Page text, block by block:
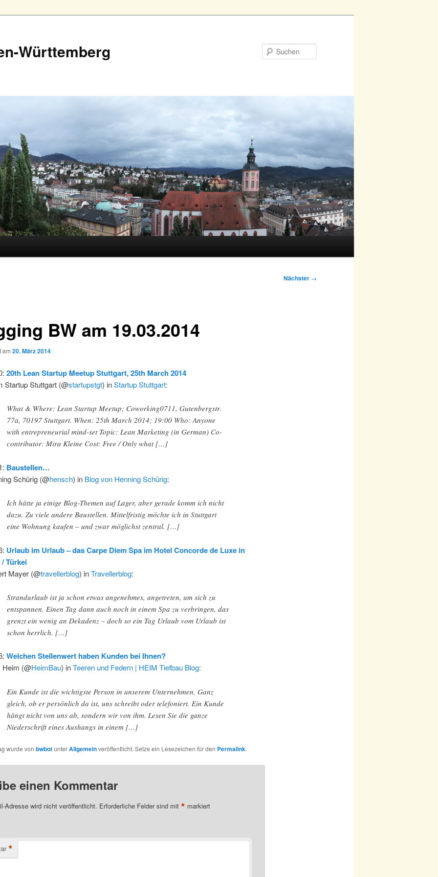
Württemberg
Nächster →
BW am 19.03.2014
am 20. März 2014
20th Lean Startup Meetup Stuttgart, 25th March 2014
Startup Stuttgart (@startupstgt) inStartup Stuttgart:
What & Where: Lean Startup Meetup; Coworking0711, Gutenbergstr.
77a, 70197 Stuttgart. When: 25th March 2014; 19:00 Who: Anyone
with entrepreneurial mind-set Topic: Lean Marketing (in German) Co-
contributor: Mira Kleine Cost: Free / Only what […]
Baustellen…
Schürig (@hensch) in Blog von Henning Schürig:
Ich hätte ja einige Blog-Themen auf Lager, aber gerade komm ich nicht
dazu. Zu viele andere Baustellen. Mittelfristig möchte ich in Stuttgart
eine Wohnung kaufen – und zwar möglichst zentral. […]
Urlaub im Urlaub – das Carpe Diem Spa im Hotel Concorde de Luxe in
/ Türkei
Mayer (@travellerblog) inTravellerblog:
Strandurlaub ist ja schon etwas angenehmes, angetreten, um sich zu
entspannen. Einen Tag dann auch noch in einem Spa zu verbringen, das
grenzt ein wenig an Dekadenz – doch so ein Tag Urlaub vom Urlaub ist
schon herrlich. […]
Welchen Stellenwert haben Kunden bei Ihnen?
Heim (@HeimBau) inTeeren und Federn | HEIM Tiefbau Blog:
Ein Kunde ist die wichtigste Person in unserem Unternehmen. Ganz
gleich, ob er persönlich da ist, uns schreibt oder telefoniert. Ein Kunde
hängt nicht von uns ab, sondern wir von ihm. Lesen Sie die ganze
Niederschrift eines Aushangs in einem […]
wurde von bwbotunterAllgemeinveröffentlicht. Setze ein Lesezeichen für den Permalink.
einen Kommentar
Adresse wird nicht veröffentlicht. Erforderliche Felder sind mit * markiert
*